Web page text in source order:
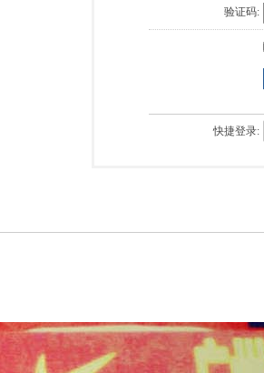
验证码:
快捷登录: